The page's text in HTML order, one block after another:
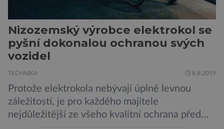
Nizozemský výrobce elektrokol se
pyšní dokonalou ochranou svých
vozidel
TECHNIKA 8.8.2019
Protože elektrokola nebývají úplně levnou
záležitostí, je pro každého majitele
nejdůležitější ze všeho kvalitní ochrana před